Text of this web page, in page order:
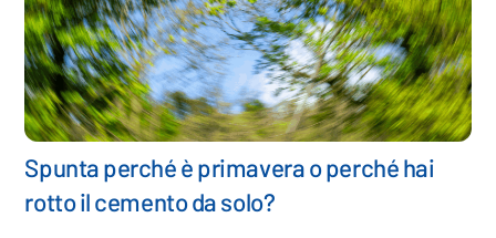
Spunta perché è primavera o perché hai
rotto il cemento da solo?